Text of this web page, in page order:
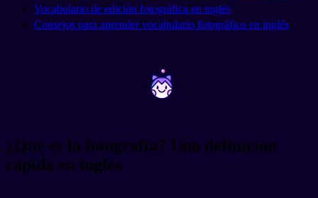
Vocabulario de edición fotográfica en inglés
Consejos para aprender vocabulario fotográfico en inglés
~ ~
¿Qué es la fotografía? Una definición
rápida en inglés